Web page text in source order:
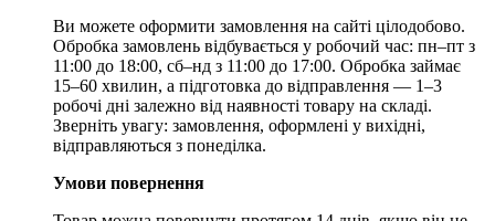
Ви можете оформити замовлення на сайті цілодобово.
Обробка замовлень відбувається у робочий час: пн–пт з
11:00 до 18:00, сб–нд з 11:00 до 17:00. Обробка займає
15–60 хвилин, а підготовка до відправлення — 1–3
робочі дні залежно від наявності товару на складі.
Зверніть увагу: замовлення, оформлені у вихідні,
відправляються з понеділка.
Умови повернення